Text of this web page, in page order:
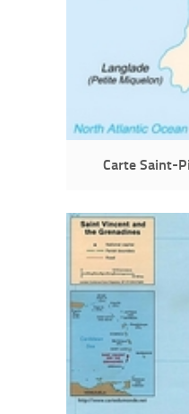
Carte Saint-